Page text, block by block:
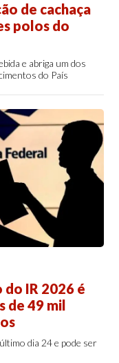
de cachaça
polos do
e abriga um dos
do País
IR 2026 é
de 49 mil
dia 24 e pode ser